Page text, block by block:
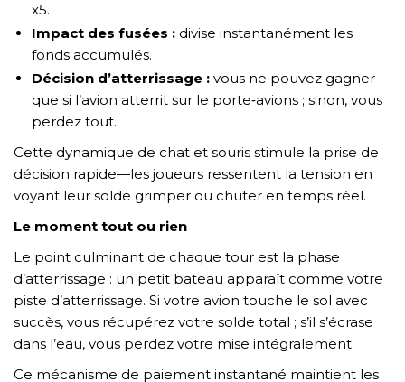
x5.
Impact des fusées : divise instantanément les
fonds accumulés.
Décision d’atterrissage : vous ne pouvez gagner
que si l’avion atterrit sur le porte‑avions ; sinon, vous
perdez tout.
Cette dynamique de chat et souris stimule la prise de
décision rapide—les joueurs ressentent la tension en
voyant leur solde grimper ou chuter en temps réel.
Le moment tout ou rien
Le point culminant de chaque tour est la phase
d’atterrissage : un petit bateau apparaît comme votre
piste d’atterrissage. Si votre avion touche le sol avec
succès, vous récupérez votre solde total ; s’il s’écrase
dans l’eau, vous perdez votre mise intégralement.
Ce mécanisme de paiement instantané maintient les